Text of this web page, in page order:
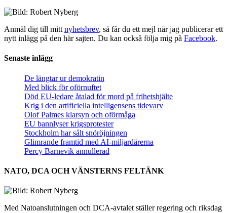
Anmäl dig till mitt nyhetsbrev, så får du ett mejl när jag publicerar ett
nytt inlägg på den här sajten. Du kan också följa mig på Facebook.
Senaste inlägg
De längtar ur demokratin
Med blick för oförnuftet
Död EU-ledare åtalad för mord på frihetshjälte
Krig i den artificiella intelligensens tidevarv
Olof Palmes klarsyn och oförmåga
EU bannlyser krigsprotester
Stockholm har sålt snöröjningen
Glimrande framtid med AI-miljardärerna
Percy Barnevik annullerad
NATO, DCA OCH VÄNSTERNS FELTÄNK
Med Natoanslutningen och DCA-avtalet ställer regering och riksdag